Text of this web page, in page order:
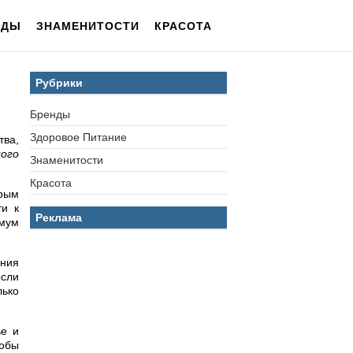
ЗНАМЕНИТОСТИ КРАСОТА
Рубрики
Бренды
Здоровое Питание
Знаменитости
Красота
Реклама
к
и